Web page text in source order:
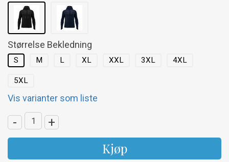
Størrelse Bekledning
S M L XL XXL 3XL 4XL
5XL
Vis varianter som liste
- +
Kjøp